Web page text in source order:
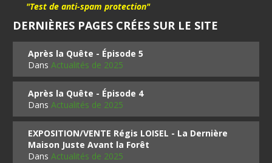
"Test de anti-spam protection"
DERNIÈRES PAGES CRÉES SUR LE SITE
Après la Quête - Épisode 5
DansActualités de 2025
Après la Quête - Épisode 4
DansActualités de 2025
EXPOSITION/VENTE Régis LOISEL - La Dernière
Maison Juste Avant la Forêt
DansActualités de 2025